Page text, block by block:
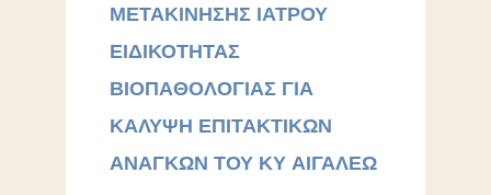
ΜΕΤΑΚΙΝΗΣΗΣ ΙΑΤΡΟΥ
ΕΙΔΙΚΟΤΗΤΑΣ
ΒΙΟΠΑΘΟΛΟΓΙΑΣ ΓΙΑ
ΚΑΛΥΨΗ ΕΠΙΤΑΚΤΙΚΩΝ
ΑΝΑΓΚΩΝ ΤΟΥ ΚΥ ΑΙΓΑΛΕΩ